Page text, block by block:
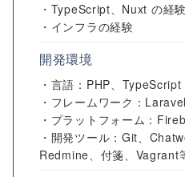
・TypeScript、Nuxt の経験
・インフラの経験
開発環境
・言語：PHP、TypeScript
・フレームワーク：
・プラットフォーム：
・開発ツール：Git、
Redmine、付箋、Vagrant